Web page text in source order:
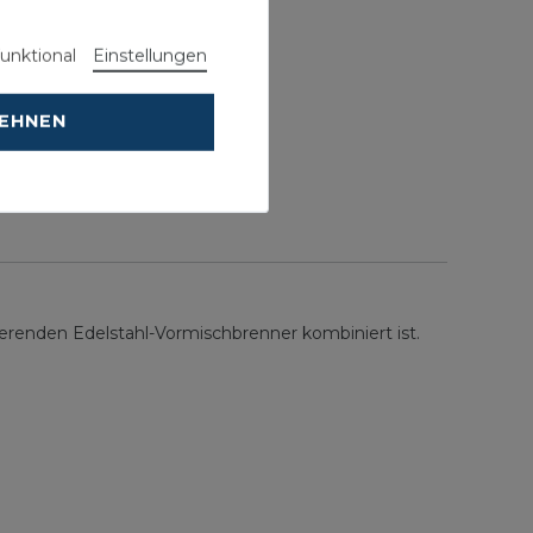
Edelstahl-Vormischbrenner kombiniert ist.
Einstellungen